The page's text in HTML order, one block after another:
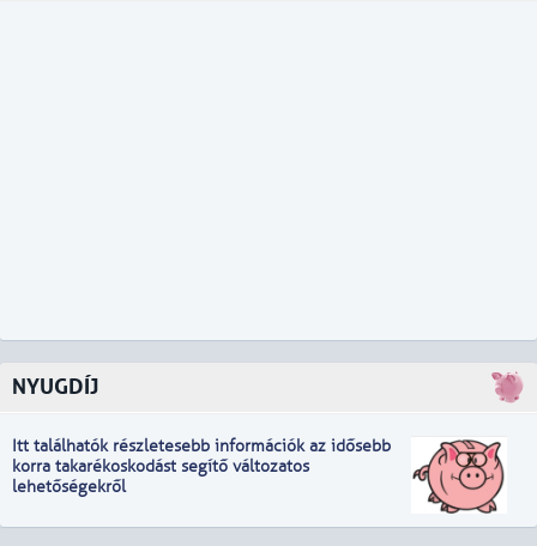
NYUGDÍJ
Itt találhatók részletesebb információkaz idősebb
korra takarékoskodást segítő változatos
lehetőségekről